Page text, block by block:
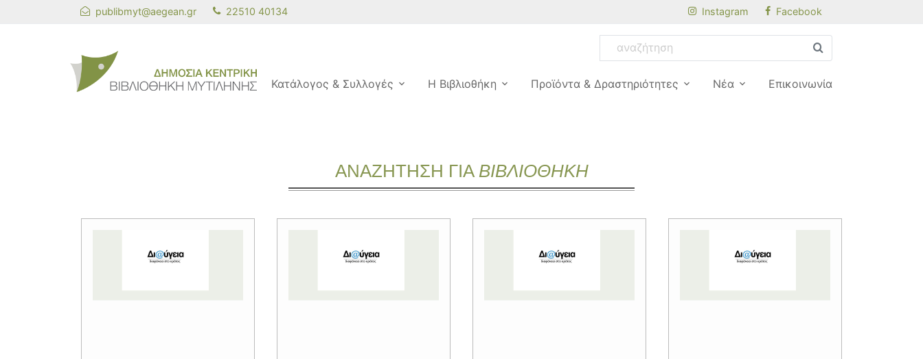
publibmyt@aegean.gr 22510 40134 Instagram Facebook
Κατάλογος & Συλλογές Η Βιβλιοθήκη Προϊόντα & Δραστηριότητες Νέα Επικοινωνία
ΑΝΑΖΗΤΗΣΗ ΓΙΑ ΒΙΒΛΙΟΘΗΚΗ